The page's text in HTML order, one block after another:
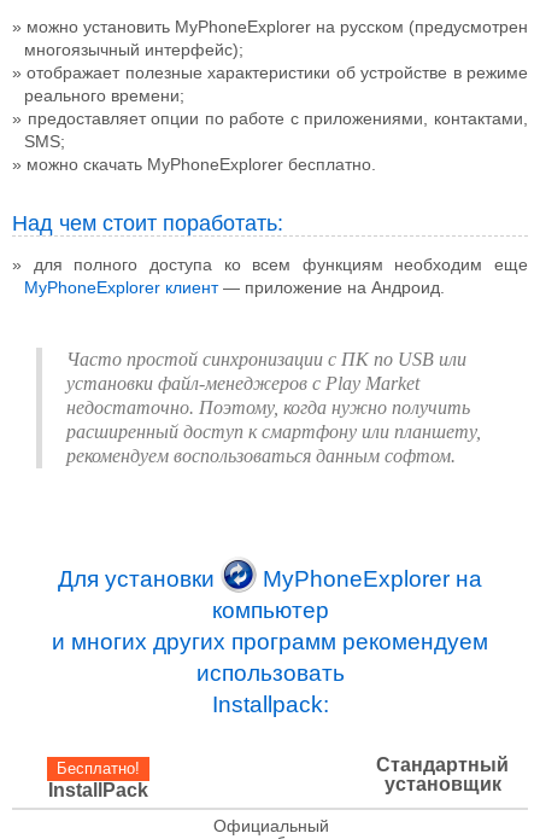
можно установить MyPhoneExplorer на русском (предусмотрен
многоязычный интерфейс);
отображает полезные характеристики об устройстве в режиме
реального времени;
предоставляет опции по работе с приложениями, контактами,
SMS;
можно скачать MyPhoneExplorer бесплатно.
Над чем стоит поработать:
для полного доступа ко всем функциям необходим еще
MyPhoneExplorer клиент— приложение на Андроид.
Часто простой синхронизации с ПК по USB или
установки файл-менеджеров с Play Market
недостаточно. Поэтому, когда нужно получить
расширенный доступ к смартфону или планшету,
рекомендуем воспользоваться данным софтом.
Для установки
MyPhoneExplorer на
компьютер
и многих других программ рекомендуем
использовать
Installpack:
Бесплатно!
InstallPack
Стандартный
установщик
Официальный